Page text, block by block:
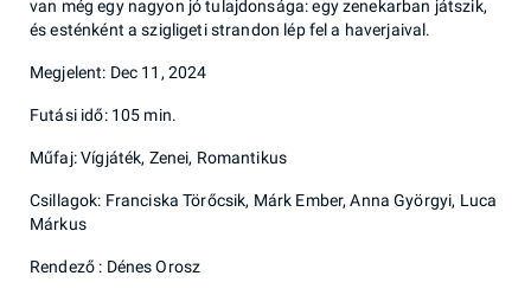
van még egy nagyon jó tulajdonsága: egy zenekarban játszik,
és esténként a szigligeti strandon lép fel a haverjaival.
Megjelent: Dec 11, 2024
Futási idő: 105 min.
Műfaj: Vígjáték, Zenei, Romantikus
Csillagok: Franciska Törőcsik, Márk Ember, Anna Györgyi, Luca
Márkus
Rendező : Dénes Orosz